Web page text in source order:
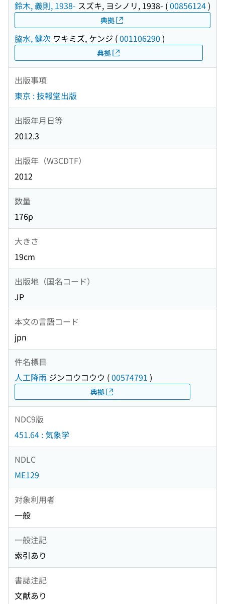
鈴木, 義則, 1938- スズキ, ヨシノリ, 1938- (00856124)
典拠
脇水, 健次 ワキミズ, ケンジ (001106290 )
典拠
出版事項
東京 : 技報堂出版
出版年月日等
2012.3
出版年（W3CDTF）
2012
数量
176p
大きさ
19cm
出版地（国名コード）
JP
本文の言語コード
jpn
件名標目
人工降雨 ジンコウコウウ (00574791 )
典拠
NDC9版
451.64 : 気象学
NDLC
ME129
対象利用者
一般
一般注記
索引あり
書誌注記
文献あり